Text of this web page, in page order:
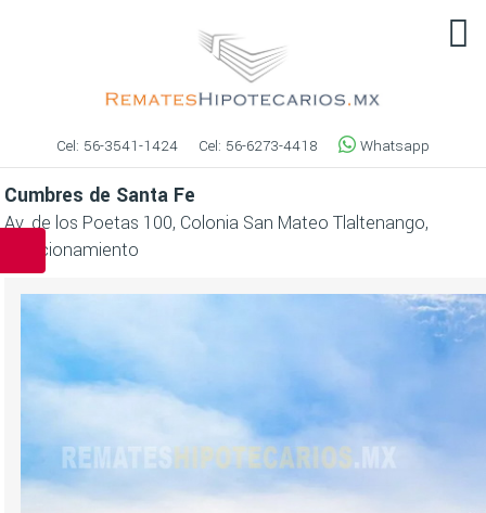
Cel: 56-3541-1424 Cel: 56-6273-4418 Whatsapp
Cumbres de Santa Fe
Av. de los Poetas 100, Colonia San Mateo Tlaltenango,
Fraccionamiento